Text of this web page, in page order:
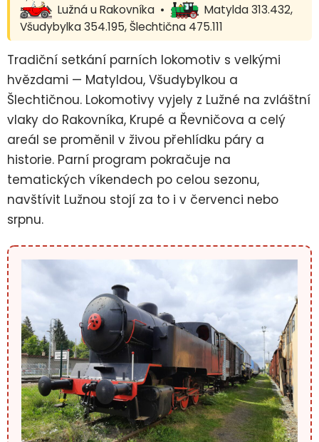
Lužná u Rakovníka •
Matylda 313.432,
Všudybylka 354.195, Šlechtična 475.111
Tradiční setkání parních lokomotiv s velkými
hvězdami — Matyldou, Všudybylkou a
Šlechtičnou. Lokomotivy vyjely z Lužné na zvláštní
vlaky do Rakovníka, Krupé a Řevničova a celý
areál se proměnil v živou přehlídku páry a
historie. Parní program pokračuje na
tematických víkendech po celou sezonu,
navštívit Lužnou stojí za to i v červenci nebo
srpnu.